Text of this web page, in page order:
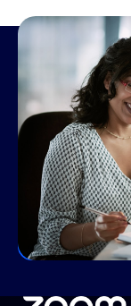
Hibrit iş
sağlıyoruz
Zoom olarak,
hibrit çalışıyor
bağlantı
birlikte daha
özellikler
İletişiminizi Üst